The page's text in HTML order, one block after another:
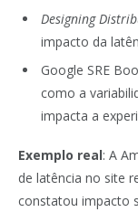
Designing
impacto da
Google SRE
como a
impacta a
Exemplo real: A
de latência no site
constatou impacto